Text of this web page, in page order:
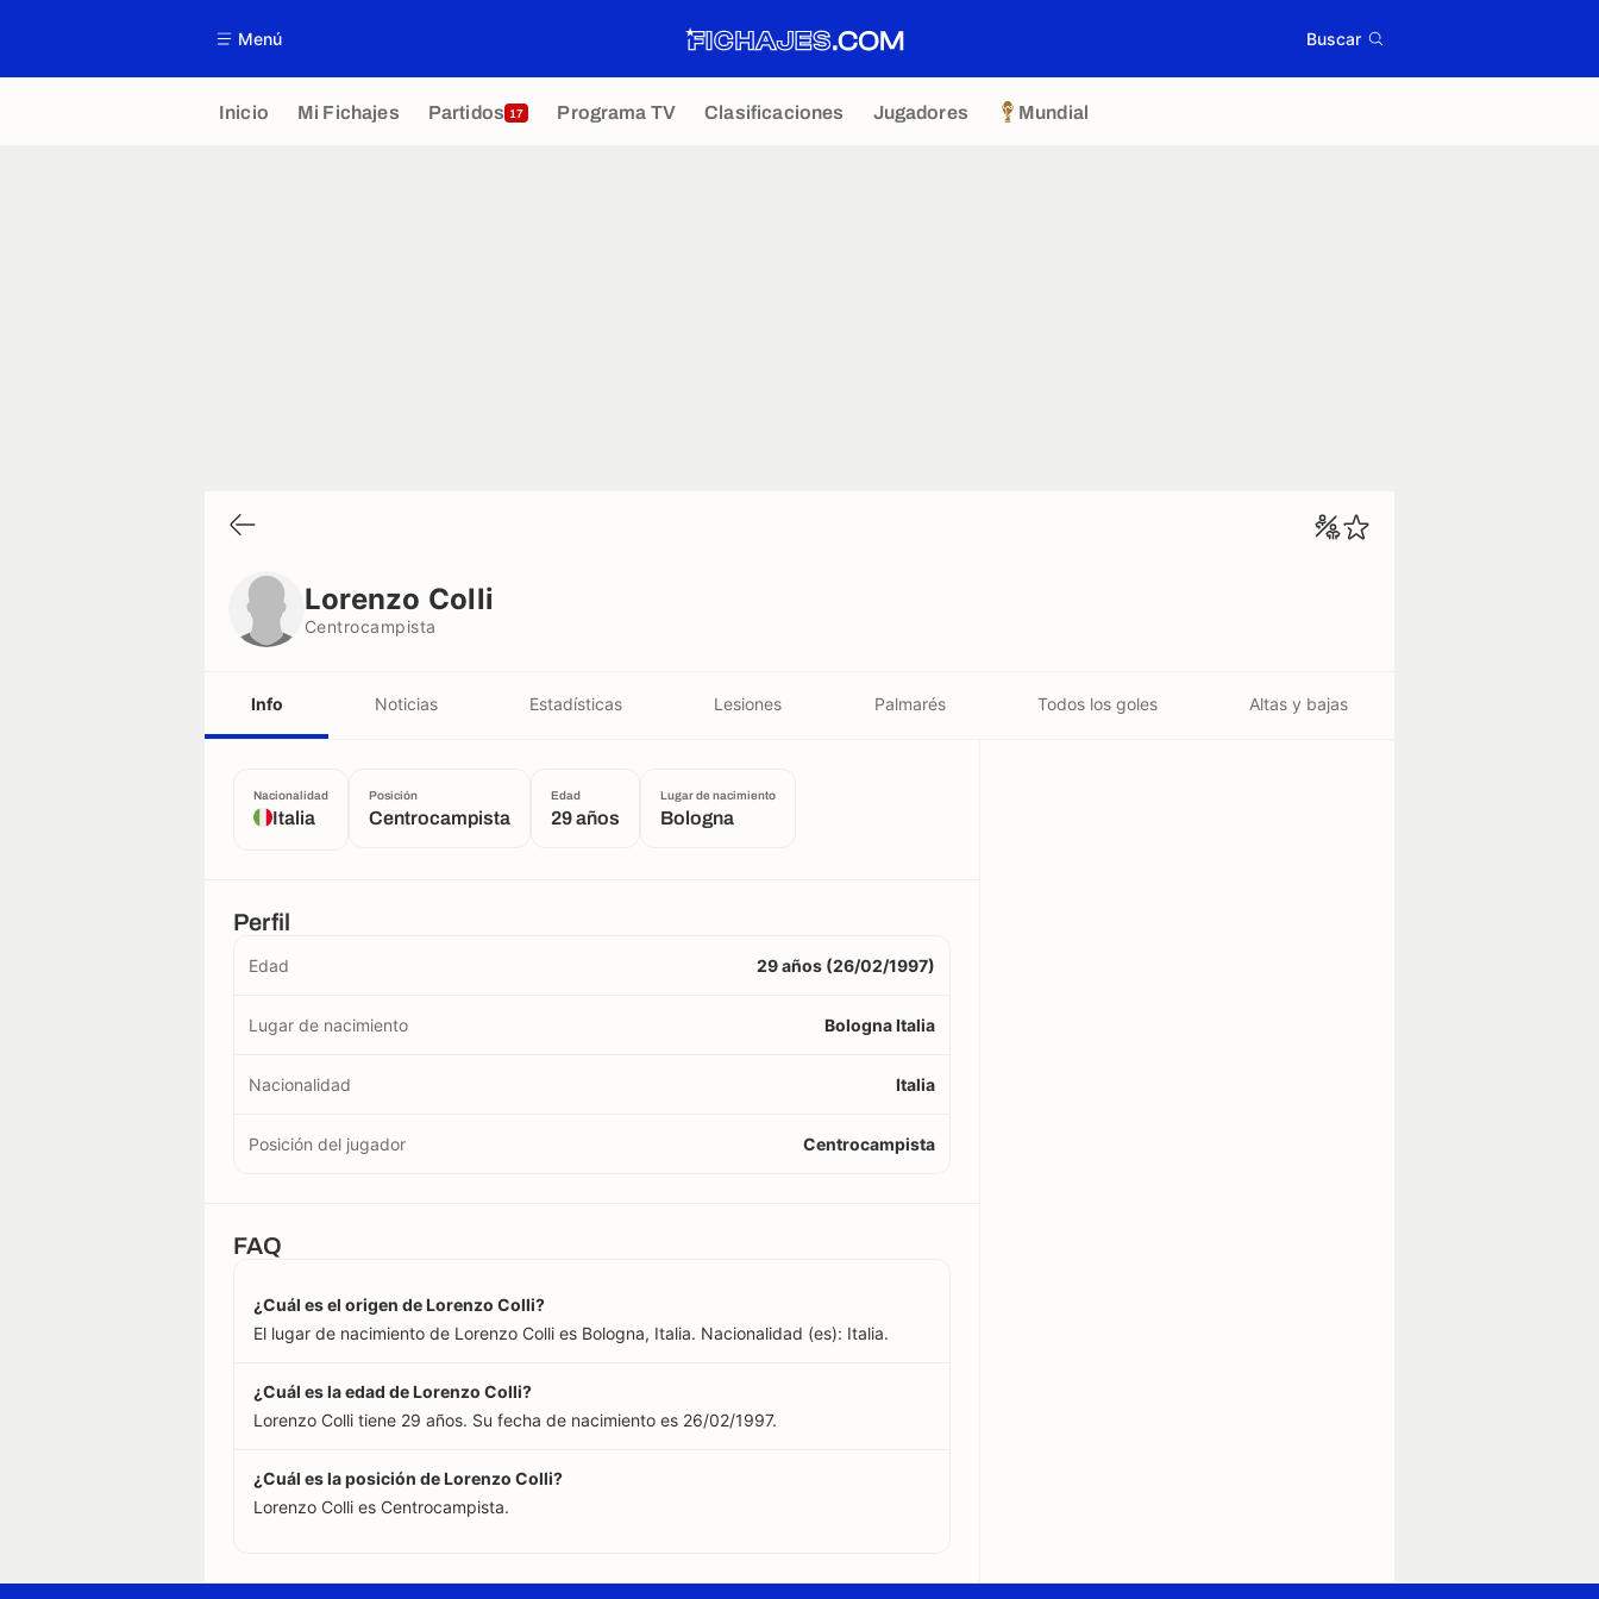
Menú Buscar
Inicio Mi Fichajes Partidos 17 Programa TV Clasificaciones Jugadores Mundial
Lorenzo Colli
Centrocampista
Info Noticias Estadísticas Lesiones Palmarés Todos los goles Altas y bajas
Nacionalidad
Italia
Posición
Centrocampista
Edad
29 años
Lugar de nacimiento
Bologna
Perfil
Edad 29 años (26/02/1997)
Lugar de nacimiento Bologna Italia
Nacionalidad Italia
Posición del jugador Centrocampista
FAQ
¿Cuál es el origen de Lorenzo Colli?
El lugar de nacimiento de Lorenzo Colli es Bologna, Italia. Nacionalidad (es): Italia.
¿Cuál es la edad de Lorenzo Colli?
Lorenzo Colli tiene 29 años. Su fecha de nacimiento es 26/02/1997.
¿Cuál es la posición de Lorenzo Colli?
Lorenzo Colli es Centrocampista.